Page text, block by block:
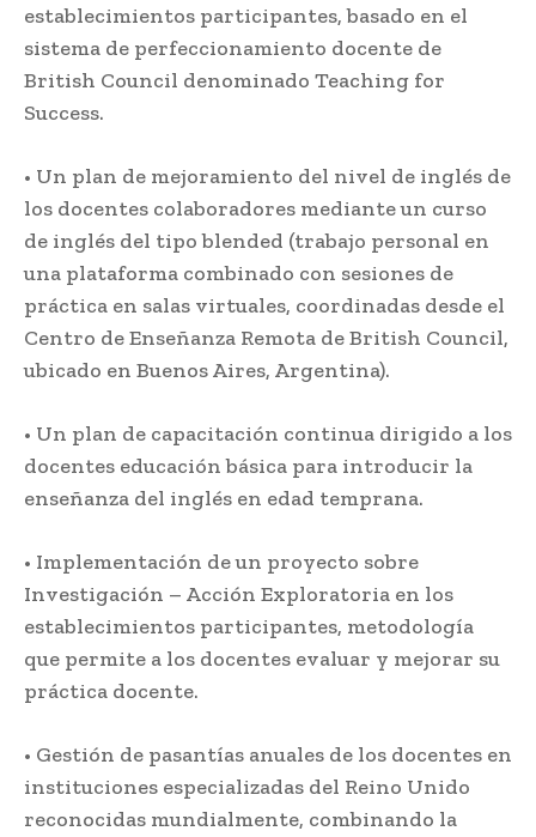
establecimientos participantes, basado en el
sistema de perfeccionamiento docente de
British Council denominado Teaching for
Success.
• Un plan de mejoramiento del nivel de inglés de
los docentes colaboradores mediante un curso
de inglés del tipo blended (trabajo personal en
una plataforma combinado con sesiones de
práctica en salas virtuales, coordinadas desde el
Centro de Enseñanza Remota de British Council,
ubicado en Buenos Aires, Argentina).
• Un plan de capacitación continua dirigido a los
docentes educación básica para introducir la
enseñanza del inglés en edad temprana.
• Implementación de un proyecto sobre
Investigación – Acción Exploratoria en los
establecimientos participantes, metodología
que permite a los docentes evaluar y mejorar su
práctica docente.
• Gestión de pasantías anuales de los docentes en
instituciones especializadas del Reino Unido
reconocidas mundialmente, combinando la